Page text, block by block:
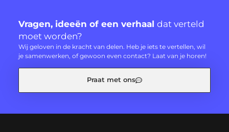
Vragen, ideeën of een verhaal dat verteld
moet worden?
Wij geloven in de kracht van delen. Heb je iets te vertellen, wil
je samenwerken, of gewoon even contact? Laat van je horen!
Praat met ons